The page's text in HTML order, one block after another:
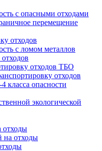
с опасными отходами
перемещение
отходов
с ломом металлов
отходов ТБО
отходов
класса опасности
экологической
отходы
на отходы